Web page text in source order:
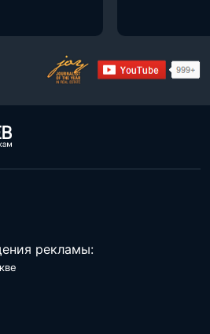
рекламы: